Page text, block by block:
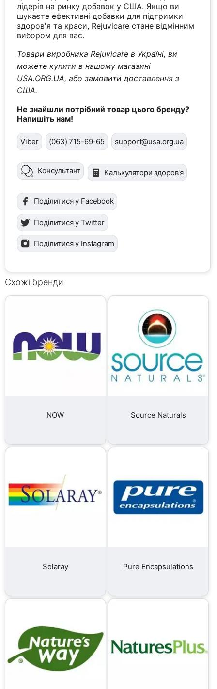
лідерів на ринку добавок у США. Якщо ви
шукаєте ефективні добавки для підтримки
здоров'я та краси, Rejuvicare стане відмінним
вибором для вас.
Товари виробника Rejuvicare в Україні, ви
можете купити в нашому магазині
USA.ORG.UA, або замовити доставлення з
США.
Не знайшли потрібний товар цього бренду?
Напишіть нам!
Viber (063) 715-69-65 support@usa.org.ua
Консультант Калькулятори здоров'я
Поділитися у Facebook
Поділитися у Twitter
Поділитися у Instagram
Схожі бренди
NOW Source Naturals
Solaray Pure Encapsulations